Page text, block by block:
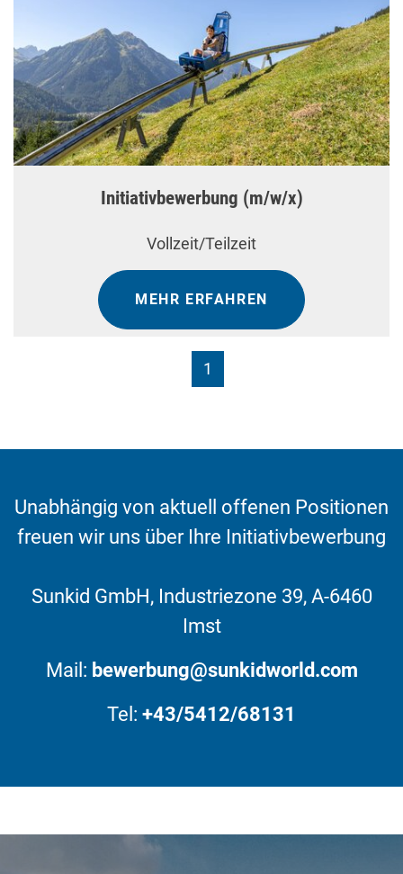
Initiativbewerbung (m/w/x)
Vollzeit/Teilzeit
MEHR ERFAHREN
1
Unabhängig von aktuell offenen Positionen
freuen wir uns über Ihre Initiativbewerbung
Sunkid GmbH, Industriezone 39, A-6460
Imst
Mail: bewerbung@sunkidworld.com
Tel: +43/5412/68131